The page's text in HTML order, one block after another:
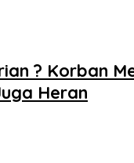
? Korban
Heran